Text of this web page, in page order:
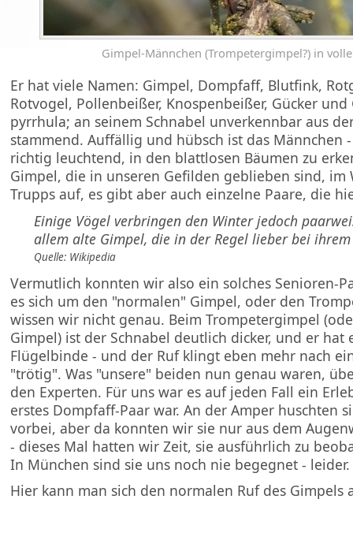
Gimpel-Männchen (Trompetergimpel?) in
Er hat viele Namen: Gimpel, Dompfaff, Blutfink,
Rotvogel, Pollenbeißer, Knospenbeißer, Gücker
pyrrhula; an seinem Schnabel unverkennbar aus
stammend. Auffällig und hübsch ist das Männchen
richtig leuchtend, in den blattlosen Bäumen zu
Gimpel, die in unseren Gefilden geblieben sind, im
Trupps auf, es gibt aber auch einzelne Paare, die
Einige Vögel verbringen den Winter jedoch
allem alte Gimpel, die in der Regel lieber bei
Quelle: Wikipedia
Vermutlich konnten wir also ein solches Senioren-
es sich um den "normalen" Gimpel, oder den
wissen wir nicht genau. Beim Trompetergimpel
Gimpel) ist der Schnabel deutlich dicker, und er hat
Flügelbinde - und der Ruf klingt eben mehr nach
"trötig". Was "unsere" beiden nun genau waren,
den Experten. Für uns war es auf jeden Fall ein
erstes Dompfaff-Paar war. An der Amper huschten
vorbei, aber da konnten wir sie nur aus dem
- dieses Mal hatten wir Zeit, sie ausführlich zu
In München sind sie uns noch nie begegnet - leider.
Hier kann man sich den normalen Ruf des Gimpels